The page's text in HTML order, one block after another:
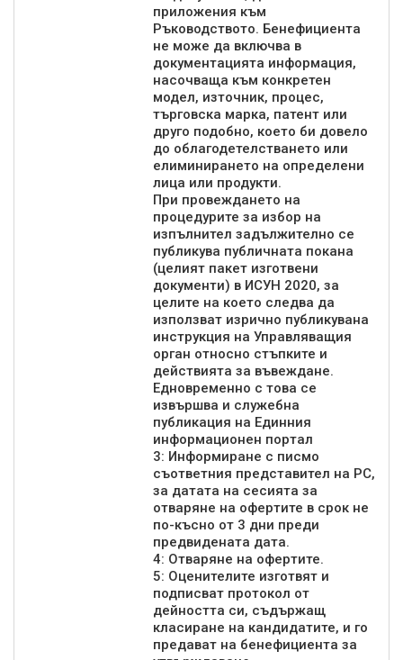
приложения към
Ръководството. Бенефициентa
не може да включва в
документацията информация,
насочваща към конкретен
модел, източник, процес,
търговска марка, патент или
друго подобно, което би довело
до облагодетелстването или
елиминирането на определени
лица или продукти.
При провеждането на
процедурите за избор на
изпълнител задължително се
публикува публичната покана
(целият пакет изготвени
документи) в ИСУН 2020, за
целите на което следва да
използват изрично публикувана
инструкция на Управляващия
орган относно стъпките и
действията за въвеждане.
Едновременно с това се
извършва и служебна
публикация на Единния
информационен портал
3: Информиране с писмо
съответния представител на РС,
за датата на сесията за
отваряне на офертите в срок не
по-късно от 3 дни преди
предвидената дата.
4: Отваряне на офертите.
5: Оценителите изготвят и
подписват протокол от
дейността си, съдържащ
класиране на кандидатите, и го
предават на бенефициента за